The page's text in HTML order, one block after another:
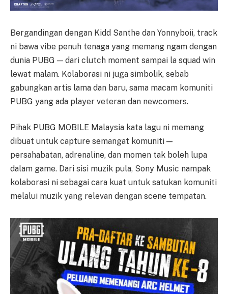
Bergandingan dengan Kidd Santhe dan Yonnyboii, track
ni bawa vibe penuh tenaga yang memang ngam dengan
dunia PUBG — dari clutch moment sampai la squad win
lewat malam. Kolaborasi ni juga simbolik, sebab
gabungkan artis lama dan baru, sama macam komuniti
PUBG yang ada player veteran dan newcomers.
Pihak PUBG MOBILE Malaysia kata lagu ni memang
dibuat untuk capture semangat komuniti —
persahabatan, adrenaline, dan momen tak boleh lupa
dalam game. Dari sisi muzik pula, Sony Music nampak
kolaborasi ni sebagai cara kuat untuk satukan komuniti
melalui muzik yang relevan dengan scene tempatan.